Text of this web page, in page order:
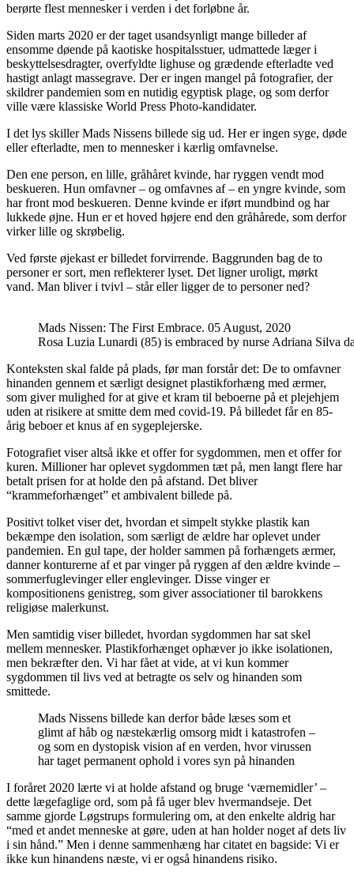
berørte flest mennesker i verden i det forløbne år.
Siden marts 2020 er der taget usandsynligt mange billeder af
ensomme døende på kaotiske hospitalsstuer, udmattede læger i
beskyttelsesdragter, overfyldte lighuse og grædende efterladte ved
hastigt anlagt massegrave. Der er ingen mangel på fotografier, der
skildrer pandemien som en nutidig egyptisk plage, og som derfor
ville være klassiske World Press Photo-kandidater.
I det lys skiller Mads Nissens billede sig ud. Her er ingen syge, døde
eller efterladte, men to mennesker i kærlig omfavnelse.
Den ene person, en lille, gråhåret kvinde, har ryggen vendt mod
beskueren. Hun omfavner – og omfavnes af – en yngre kvinde, som
har front mod beskueren. Denne kvinde er iført mundbind og har
lukkede øjne. Hun er et hoved højere end den gråhårede, som derfor
virker lille og skrøbelig.
Ved første øjekast er billedet forvirrende. Baggrunden bag de to
personer er sort, men reflekterer lyset. Det ligner uroligt, mørkt
vand. Man bliver i tvivl – står eller ligger de to personer ned?
Mads Nissen: The First Embrace. 05 August, 2020
Rosa Luzia Lunardi (85) is embraced by nurse Adriana Silva
Konteksten skal falde på plads, før man forstår det: De to omfavner
hinanden gennem et særligt designet plastikforhæng med ærmer,
som giver mulighed for at give et kram til beboerne på et plejehjem
uden at risikere at smitte dem med covid-19. På billedet får en 85-
årig beboer et knus af en sygeplejerske.
Fotografiet viser altså ikke et offer for sygdommen, men et offer for
kuren. Millioner har oplevet sygdommen tæt på, men langt flere har
betalt prisen for at holde den på afstand. Det bliver
“krammeforhænget” et ambivalent billede på.
Positivt tolket viser det, hvordan et simpelt stykke plastik kan
bekæmpe den isolation, som særligt de ældre har oplevet under
pandemien. En gul tape, der holder sammen på forhængets ærmer,
danner konturerne af et par vinger på ryggen af den ældre kvinde –
sommerfuglevinger eller englevinger. Disse vinger er
kompositionens genistreg, som giver associationer til barokkens
religiøse malerkunst.
Men samtidig viser billedet, hvordan sygdommen har sat skel
mellem mennesker. Plastikforhænget ophæver jo ikke isolationen,
men bekræfter den. Vi har fået at vide, at vi kun kommer
sygdommen til livs ved at betragte os selv og hinanden som
smittede.
Mads Nissens billede kan derfor både læses som et
glimt af håb og næstekærlig omsorg midt i katastrofen –
og som en dystopisk vision af en verden, hvor virussen
har taget permanent ophold i vores syn på hinanden
I foråret 2020 lærte vi at holde afstand og bruge ‘værnemidler’ –
dette lægefaglige ord, som på få uger blev hvermandseje. Det
samme gjorde Løgstrups formulering om, at den enkelte aldrig har
“med et andet menneske at gøre, uden at han holder noget af dets liv
i sin hånd.” Men i denne sammenhæng har citatet en bagside: Vi er
ikke kun hinandens næste, vi er også hinandens risiko.